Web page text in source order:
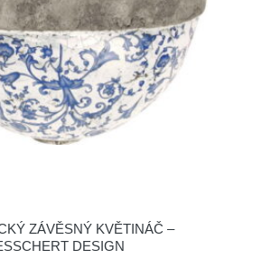
ZÁVĚSNÝ KVĚTINÁČ –
DESIGN